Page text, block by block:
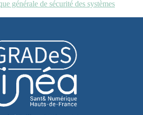
générale de sécurité des systèmes